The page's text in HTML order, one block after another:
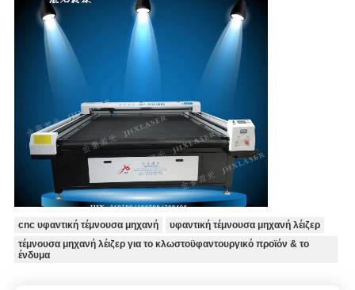
cnc υφαντική τέμνουσα μηχανή
υφαντική τέμνουσα μηχανή λέιζερ
τέμνουσα μηχανή λέιζερ για το κλωστοϋφαντουργικό προϊόν & το
ένδυμα